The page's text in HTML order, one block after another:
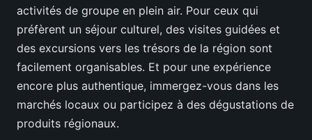
activités de groupe en plein air. Pour ceux qui
préfèrent un séjour culturel, des visites guidées et
des excursions vers les trésors de la région sont
facilement organisables. Et pour une expérience
encore plus authentique, immergez-vous dans les
marchés locaux ou participez à des dégustations de
produits régionaux.